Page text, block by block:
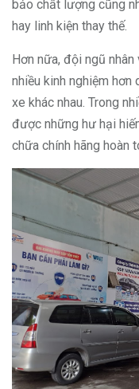
bảo chất lượng cũng
hay linh kiện thay thế.
Hơn nữa, đội ngũ
nhiều kinh nghiệm
xe khác nhau. Trong
được những hư hại
chữa chính hãng hoàn